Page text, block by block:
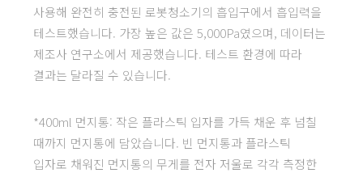
사용해 완전히 충전된 로봇청소기의 흡입구에서 흡입력을
테스트했습니다. 가장 높은 값은 5,000Pa였으며, 데이터는
제조사 연구소에서 제공했습니다. 테스트 환경에 따라
결과는 달라질 수 있습니다.
*400ml 먼지통: 작은 플라스틱 입자를 가득 채운 후 넘칠
때까지 먼지통에 담았습니다. 빈 먼지통과 플라스틱
입자로 채워진 먼지통의 무게를 전자 저울로 각각 측정한